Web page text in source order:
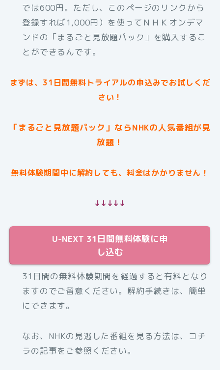
では600円。ただし、このページのリンクから
登録すれば1,000円）を使ってＮＨＫオンデマ
ンドの「まるごと見放題パック」を購入するこ
とができるんです。
まずは、31日間無料トライアルの申込みでお試しくだ
さい！
「まるごと見放題パック」ならNHKの人気番組が見
放題！
無料体験期間中に解約しても、料金はかかりません！
↓↓↓↓↓
U-NEXT 31日間無料体験に申
し込む
31日間の無料体験期間を経過すると有料となり
ますのでご留意ください。解約手続きは、簡単
にできます。
なお、NHKの見逃した番組を見る方法は、コチ
ラの記事をご参照ください。